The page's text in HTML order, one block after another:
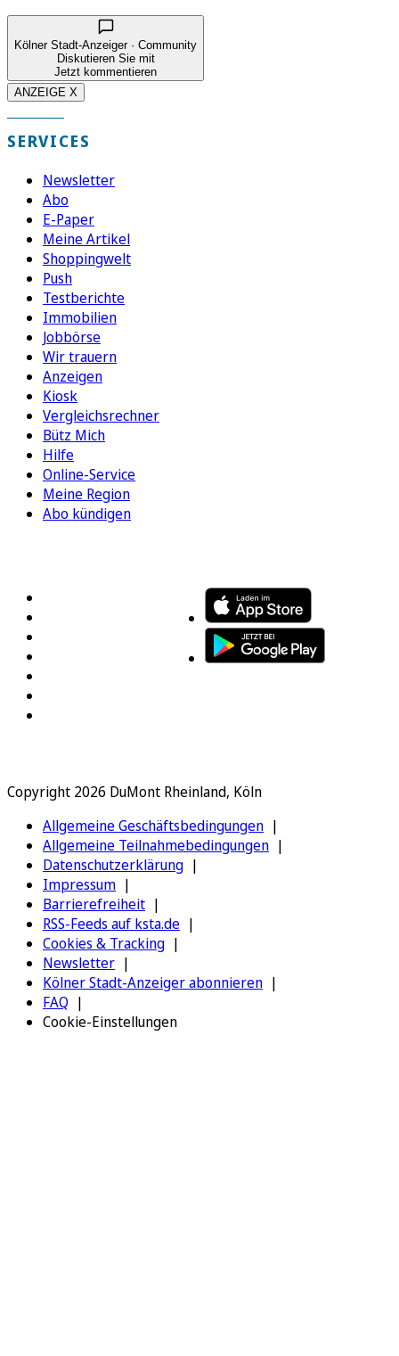
Kölner Stadt-Anzeiger · Community
Diskutieren Sie mit
Jetzt kommentieren
ANZEIGE X
SERVICES
Newsletter
Abo
E-Paper
Meine Artikel
Shoppingwelt
Push
Testberichte
Immobilien
Jobbörse
Wir trauern
Anzeigen
Kiosk
Vergleichsrechner
Bütz Mich
Hilfe
Online-Service
Meine Region
Abo kündigen
Copyright 2026 DuMont Rheinland, Köln
Allgemeine Geschäftsbedingungen
Allgemeine Teilnahmebedingungen
Datenschutzerklärung
Impressum
Barrierefreiheit
RSS-Feeds auf ksta.de
Cookies & Tracking
Newsletter
Kölner Stadt-Anzeiger abonnieren
FAQ
Cookie-Einstellungen